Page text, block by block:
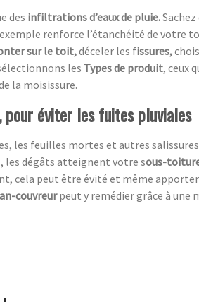
des infiltrations d’eaux de pluie.Sachez
renforce l’étanchéité de votre
sur le toit,déceler les fissures,
les Types de produit, ceux
la moisissure.
éviter les fuites pluviales
les feuilles mortes et autres
les dégâts atteignent votre sous-
cela peut être évité et même
couvreurpeut y remédier grâce à une